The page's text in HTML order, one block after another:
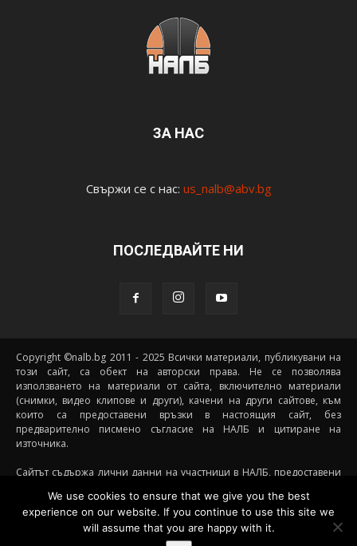
ЗА НАС
Свържи се с нас: us_nalb@abv.bg
ПОСЛЕДВАЙТЕ НИ
Copyright ©nalb.bg 2011 - 2025 Всички материали, публикувани на
този сайт, са обект на авторски права. Не се позволява
използването на материали от сайта, включително материали
(снимки, видео клипове и други), качени на други сайтове, към
които са предоставени връзки в настоящия сайт, без
предварително писмено съгласие на НАЛБ и цитиране на
източника.
Сайтът съдържа лични данни на участници в НАЛБ, предоставени
случай че става дума за непълнолетни участници) посредством
подписани декларации за участие, съгласявайки се данните им да
бъдат съхранявани и обработвани от НАЛБ. При желание от
We use cookies to ensure that we give you the best
experience on our website. If you continue to use this site we
will assume that you are happy with it.